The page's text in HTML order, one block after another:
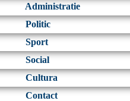
Administratie
Politic
Sport
Social
Cultura
Contact